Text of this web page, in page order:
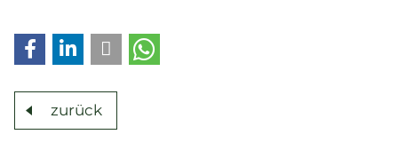
zurück